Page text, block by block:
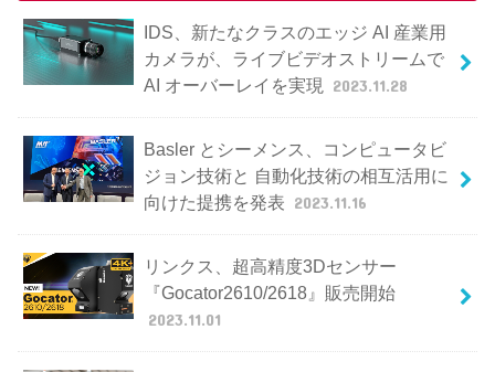
IDS、新たなクラスのエッジ AI 産業用
カメラが、ライブビデオストリームで
AI オーバーレイを実現
2023.11.28
Basler とシーメンス、コンピュータビ
ジョン技術と 自動化技術の相互活用に
向けた提携を発表 2023.11.16
リンクス、超高精度3Dセンサー
『Gocator2610/2618』販売開始
2023.11.01